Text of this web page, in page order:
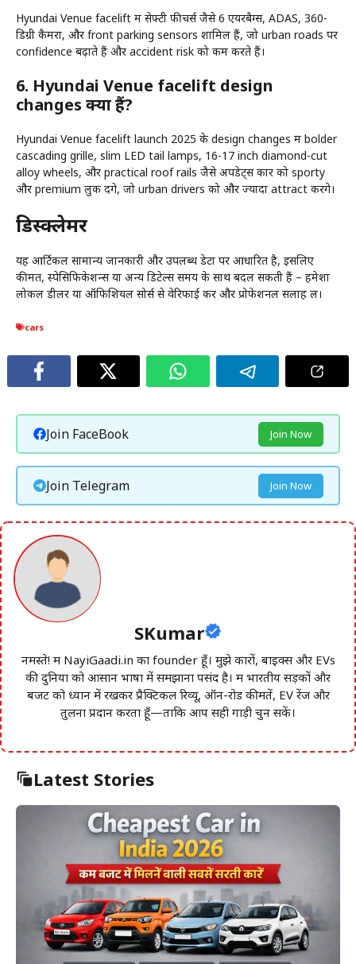
Hyundai Venue facelift में सेफ्टी फीचर्स जैसे 6 एयरबैग्स, ADAS, 360-
डिग्री कैमरा, और front parking sensors शामिल हैं, जो urban roads पर
confidence बढ़ाते हैं और accident risk को कम करते हैं।
6. Hyundai Venue facelift design
changes क्या हैं?
Hyundai Venue facelift launch 2025 के design changes में bolder
cascading grille, slim LED tail lamps, 16-17 inch diamond-cut
alloy wheels, और practical roof rails जैसे अपडेट्स कार को sporty
और premium लुक देंगे, जो urban drivers को और ज्यादा attract करेंगे।
डिस्क्लेमर
यह आर्टिकल सामान्य जानकारी और उपलब्ध डेटा पर आधारित है, इसलिए
कीमतें, स्पेसिफिकेशन्स या अन्य डिटेल्स समय के साथ बदल सकती हैं – हमेशा
लोकल डीलर या ऑफिशियल सोर्स से वेरिफाई करें और प्रोफेशनल सलाह लें।
cars
Join FaceBook Join Now
Join Telegram Join Now
SKumar
नमस्ते! मैं NayiGaadi.in का founder हूँ। मुझे कारों, बाइक्स और EVs
की दुनिया को आसान भाषा में समझाना पसंद है। मैं भारतीय सड़कों और
बजट को ध्यान में रखकर प्रैक्टिकल रिव्यू, ऑन-रोड कीमतें, EV रेंज और
तुलना प्रदान करता हूँ—ताकि आप सही गाड़ी चुन सकें।
Latest Stories